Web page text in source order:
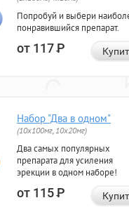
Попробуй и выбери
понравившийся препарат.
от 117Р
Набор "Два в одном"
(10x100мг, 10x20мг)
Два самых популярных
препарата для усиления
эрекции в одном наборе!
от 115Р